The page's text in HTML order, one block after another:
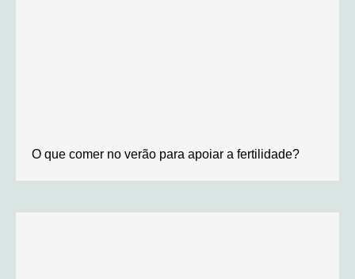
O que comer no verão para apoiar a fertilidade?